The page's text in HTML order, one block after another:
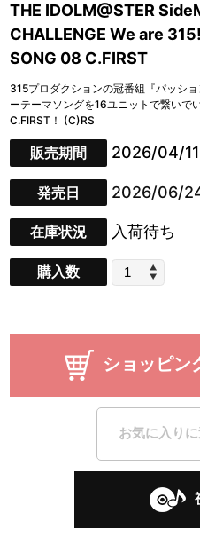
THE IDOLM@STER
CHALLENGE We are
SONG 08 C.FIRST
315プロダクションの冠番組『パッシ
ーテーマソングを16ユニットで繋いで
C.FIRST！ (C)RS
販売期間 2026/04/
発売日 2026/06/
在庫状況 入荷待ち
購入数
ショッピン
お気に入り